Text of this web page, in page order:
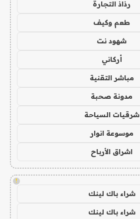
رذاذ التجارة
طعم وكيف
شهود نت
أركاني
مباشر التقنية
مدونة صحبة
شرقيات السياحة
موسوعة انوار
اشراق الأرباح
!
شراء باك لينك
شراء باك لينك